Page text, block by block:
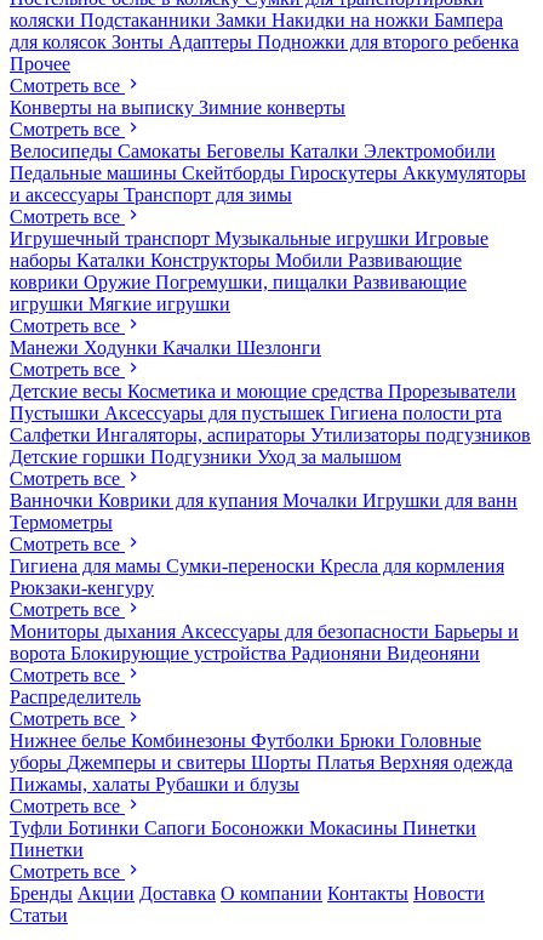
коляски Подстаканники Замки Накидки на ножки Бампера
для колясок Зонты Адаптеры Подножки для второго ребенка
Прочее
Смотреть все
Конверты на выписку Зимние конверты
Смотреть все
Велосипеды Самокаты Беговелы Каталки Электромобили
Педальные машины Скейтборды Гироскутеры Аккумуляторы
и аксессуары Транспорт для зимы
Смотреть все
Игрушечный транспорт Музыкальные игрушки Игровые
наборы Каталки Конструкторы Мобили Развивающие
коврики Оружие Погремушки, пищалки Развивающие
игрушки Мягкие игрушки
Смотреть все
Манежи Ходунки Качалки Шезлонги
Смотреть все
Детские весы Косметика и моющие средства Прорезыватели
Пустышки Аксессуары для пустышек Гигиена полости рта
Салфетки Ингаляторы, аспираторы Утилизаторы подгузников
Детские горшки Подгузники Уход за малышом
Смотреть все
Ванночки Коврики для купания Мочалки Игрушки для ванн
Термометры
Смотреть все
Гигиена для мамы Сумки-переноски Кресла для кормления
Рюкзаки-кенгуру
Смотреть все
Мониторы дыхания Аксессуары для безопасности Барьеры и
ворота Блокирующие устройства Радионяни Видеоняни
Смотреть все
Распределитель
Смотреть все
Нижнее белье Комбинезоны Футболки Брюки Головные
уборы Джемперы и свитеры Шорты Платья Верхняя одежда
Пижамы, халаты Рубашки и блузы
Смотреть все
Туфли Ботинки Сапоги Босоножки Мокасины Пинетки
Пинетки
Смотреть все
Бренды Акции Доставка О компании Контакты Новости
Статьи